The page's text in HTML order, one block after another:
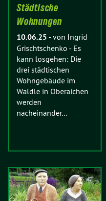
Städtische
Wohnungen
10.06.25 - von Ingrid
Grischtschenko - Es
kann losgehen: Die
drei städtischen
Wohngebäude im
Wäldle in Oberaichen
werden
nacheinander…